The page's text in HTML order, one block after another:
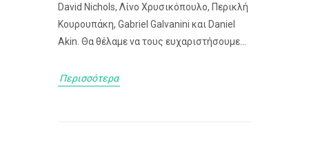
David Nichols, Λίνο Χρυσικόπουλο, Περικλή
Κουρουπάκη, Gabriel Galvanini και Daniel
Akin. Θα θέλαμε να τους ευχαριστήσουμε...
Περισσότερα